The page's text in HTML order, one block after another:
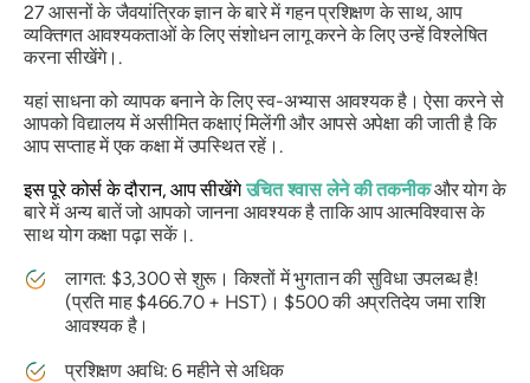
27 आसनों के जैवयांत्रिक ज्ञान के बारे में गहन प्रशिक्षण के साथ, आप
व्यक्तिगत आवश्यकताओं के लिए संशोधन लागू करने के लिए उन्हें विश्लेषित
करना सीखेंगे।.
यहां साधना को व्यापक बनाने के लिए स्व-अभ्यास आवश्यक है। ऐसा करने से
आपको विद्यालय में असीमित कक्षाएं मिलेंगी और आपसे अपेक्षा की जाती है कि
आप सप्ताह में एक कक्षा में उपस्थित रहें।.
इस पूरे कोर्स के दौरान, आप सीखेंगेउचित श्वास लेने की तकनीकऔर योग के
बारे में अन्य बातें जो आपको जानना आवश्यक है ताकि आप आत्मविश्वास के
साथ योग कक्षा पढ़ा सकें।.
लागत: $3,300 से शुरू। किश्तों में भुगतान की सुविधा उपलब्ध है!
(प्रति माह $466.70 + HST)। $500 की अप्रतिदेय जमा राशि
आवश्यक है।
प्रशिक्षण अवधि: 6 महीने से अधिक